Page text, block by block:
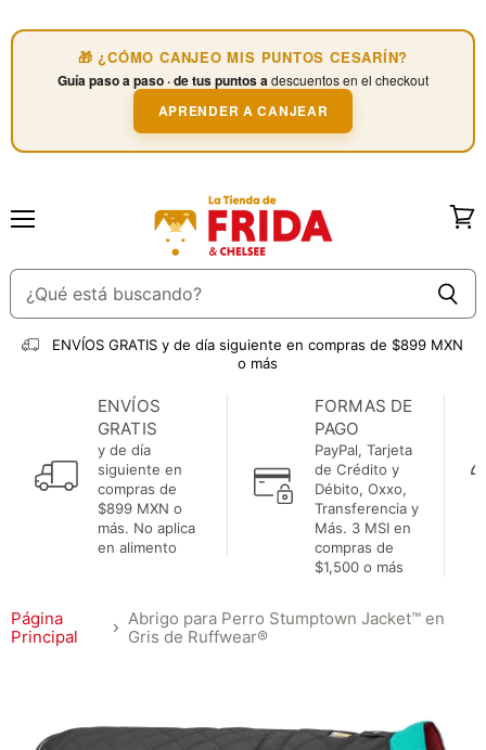
🎁 ¿CÓMO CANJEO MIS PUNTOS CESARÍN?
Guía paso a paso · de tus puntos adescuentos en el checkout
APRENDER A CANJEAR
ENVÍOS GRATIS y de día siguiente en compras de $899 MXN
o más
ENVÍOS
GRATIS
y de día
siguiente en
compras de
$899 MXN o
más. No aplica
en alimento
FORMAS DE
PAGO
PayPal, Tarjeta
de Crédito y
Débito, Oxxo,
Transferencia y
Más. 3 MSI en
compras de
$1,500 o más
Página
Principal
Abrigo para Perro Stumptown Jacket™ en
Gris de Ruffwear®